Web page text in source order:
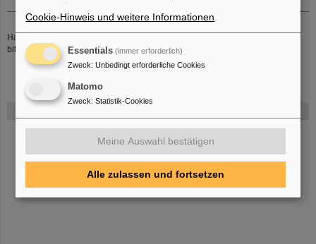
Haben Sie noch weiterführende Fragen oder Anmerkungen, so senden Sie
bitte eine Email anP. Schwab
Cookie-Hinweis und weitere Informationen
Essentials (immer erforderlich)
Zweck: Unbedingt erforderliche Cookies
Matomo
Zweck: Statistik-Cookies
Meine Auswahl bestätigen
Alle zulassen und fortsetzen